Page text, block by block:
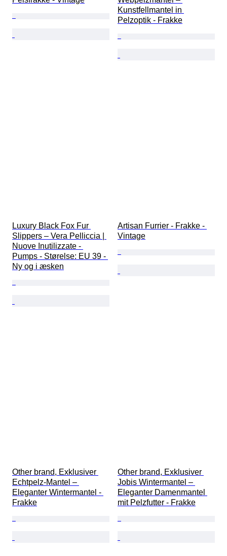
Kunstfellmantel in
Pelzoptik - Frakke
Luxury Black Fox Fur
Slippers – Vera Pelliccia |
Nuove Inutilizzate -
Pumps - Størelse: EU 39 -
Ny og i æsken
Artisan Furrier - Frakke -
Vintage
Other brand, Exklusiver
Echtpelz-Mantel –
Eleganter Wintermantel -
Frakke
Other brand, Exklusiver
Jobis Wintermantel –
Eleganter Damenmantel
mit Pelzfutter - Frakke